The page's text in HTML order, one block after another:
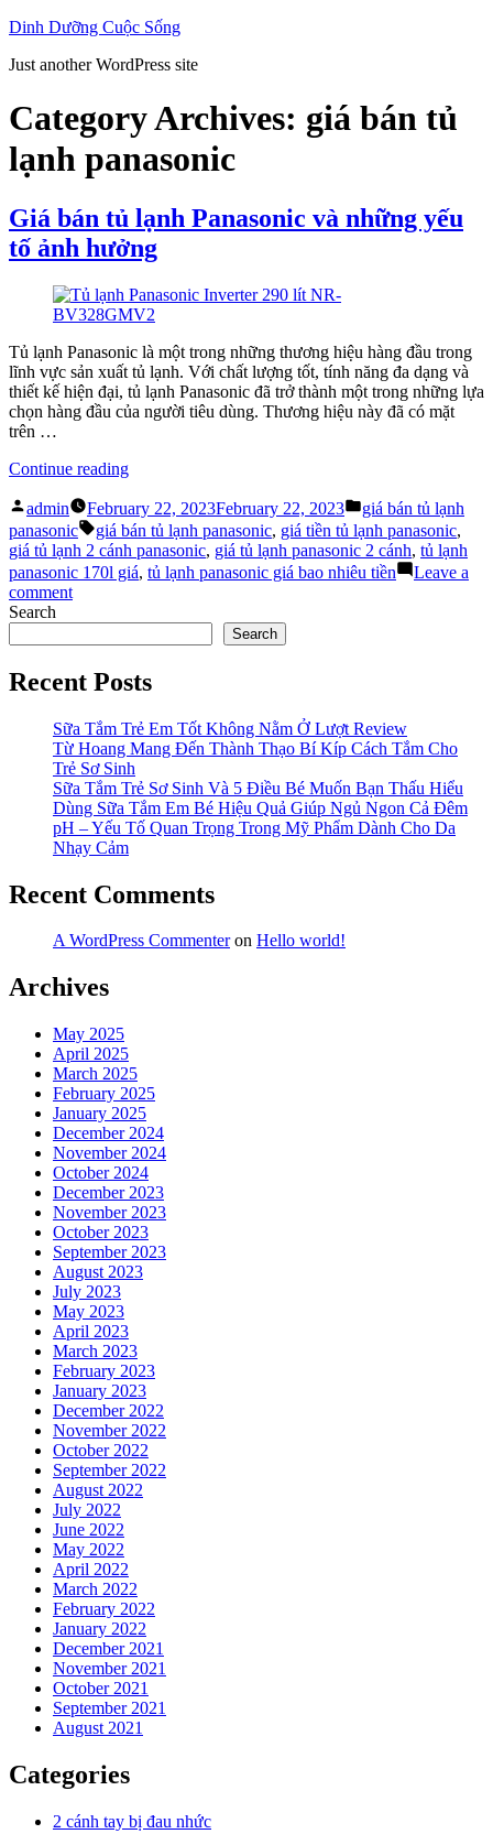
Skip
content
Dinh Dưỡng Cuộc Sống
Just another WordPress site
Category Archives: giá bán tủ
lạnh panasonic
Giá bán tủ lạnh Panasonic và những yếu
tố ảnh hưởng
Tủ lạnh Panasonic là một trong những thương hiệu hàng đầu trong
lĩnh vực sản xuất tủ lạnh. Với chất lượng tốt, tính năng đa dạng và
thiết kế hiện đại, tủ lạnh Panasonic đã trở thành một trong những lựa
chọn hàng đầu của người tiêu dùng. Thương hiệu này đã có mặt
trên …
Continue reading“Giá
tủ
lạnh
Panasonic
và
những
tố
ảnh
Posted
by
admin February 22, 2023February 22, 2023
Posted
in
giá bán tủ lạnh
panasonic
Tags:
giá bán tủ lạnh panasonic, giá tiền tủ lạnh panasonic,
giá tủ lạnh 2 cánh panasonic, giá tủ lạnh panasonic 2 cánh, tủ lạnh
panasonic 170l giá, tủ lạnh panasonic giá bao nhiêu tiền
Leave a
commenton
tủ
lạnh
Panasonic
những
yếu
tố
ảnh
hưởng
Search
Search
Recent Posts
Sữa Tắm Trẻ Em Tốt Không Nằm Ở Lượt Review
Từ Hoang Mang Đến Thành Thạo Bí Kíp Cách Tắm Cho
Trẻ Sơ Sinh
Sữa Tắm Trẻ Sơ Sinh Và 5 Điều Bé Muốn Bạn Thấu Hiểu
Dùng Sữa Tắm Em Bé Hiệu Quả Giúp Ngủ Ngon Cả Đêm
pH – Yếu Tố Quan Trọng Trong Mỹ Phẩm Dành Cho Da
Nhạy Cảm
Recent Comments
A WordPress Commenteron Hello world!
Archives
May 2025
April 2025
March 2025
February 2025
January 2025
December 2024
November 2024
October 2024
December 2023
November 2023
October 2023
September 2023
August 2023
July 2023
May 2023
April 2023
March 2023
February 2023
January 2023
December 2022
November 2022
October 2022
September 2022
August 2022
July 2022
June 2022
May 2022
April 2022
March 2022
February 2022
January 2022
December 2021
November 2021
October 2021
September 2021
August 2021
Categories
2 cánh tay bị đau nhức